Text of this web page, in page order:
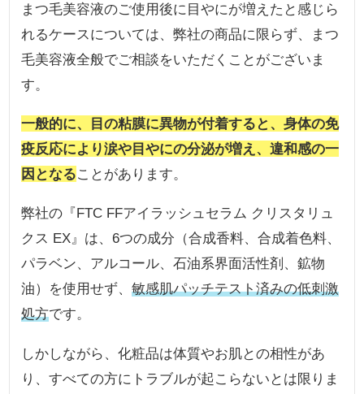
まつ毛美容液のご使用後に目やにが増えたと感じら
れるケースについては、弊社の商品に限らず、まつ
毛美容液全般でご相談をいただくことがございま
す。
一般的に、目の粘膜に異物が付着すると、身体の免
疫反応により涙や目やにの分泌が増え、違和感の一
因となることがあります。
弊社の『FTC FFアイラッシュセラム クリスタリュ
クス EX』は、6つの成分（合成香料、合成着色料、
パラベン、アルコール、石油系界面活性剤、鉱物
油）を使用せず、敏感肌パッチテスト済みの低刺激
処方です。
しかしながら、化粧品は体質やお肌との相性があ
り、すべての方にトラブルが起こらないとは限りま